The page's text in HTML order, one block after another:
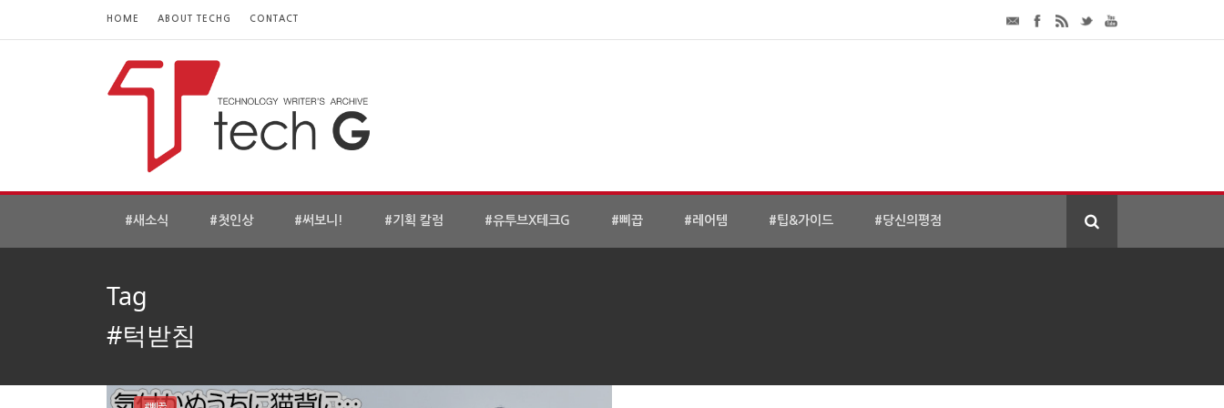
HOME ABOUT TECHG CONTACT
#새소식 #첫인상 #써보니! #기획 칼럼 #유투브X테크G #삐끕 #레어템 #팁&가이드 #당신의평점
Tag
#턱받침